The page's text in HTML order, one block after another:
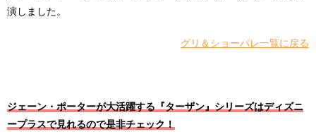
演しました。
グリ＆ショーパレ一覧に戻る
ジェーン・ポーターが大活躍する『ターザン』シリーズはディズニ
ープラスで見れるので是非チェック！